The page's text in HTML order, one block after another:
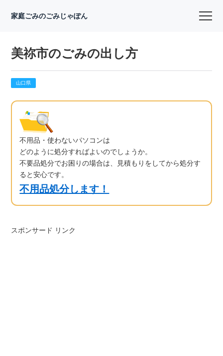
家庭ごみのごみじゃぽん
美祢市のごみの出し方
山口県
不用品・使わないパソコンは
どのように処分すればよいのでしょうか。
不要品処分でお困りの場合は、見積もりをしてから処分す
ると安心です。
不用品処分します！
スポンサード リンク